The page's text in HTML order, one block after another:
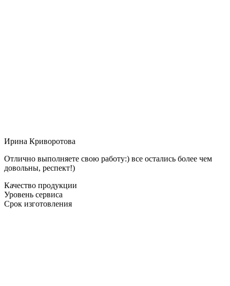
Ирина Криворотова
Отлично выполняете свою работу:) все остались более чем
довольны, респект!)
Качество продукции
Уровень сервиса
Срок изготовления